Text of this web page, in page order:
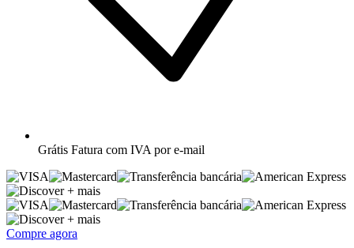
Grátis Fatura com IVA por e-mail
+ mais
+ mais
Compre agora